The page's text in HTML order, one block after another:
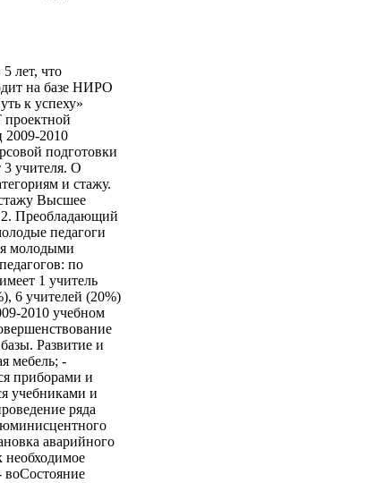
лет, что
на базе НИРО
к успеху»
2009-2010
подготовки
3 учителя. О
и стажу.
Высшее
2. Преобладающий
педагоги
молодыми
по
1 учитель
6 учителей (20%)
2010 учебном
Развитие и
мебель; -
приборами и
учебниками и
ряда
аварийного
необходимое
воСостояние